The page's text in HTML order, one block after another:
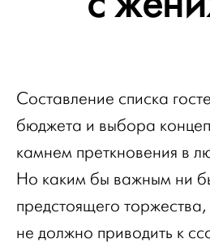
Составление списка
бюджета и выбора
камнем преткновения в
Но каким бы важным ни
предстоящего
не должно приводить к